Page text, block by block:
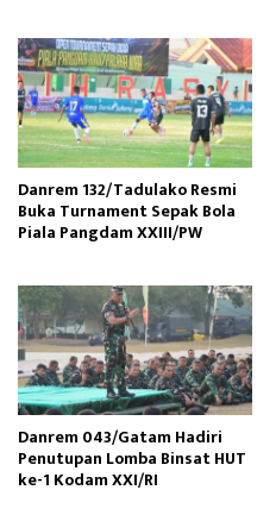
Danrem 132/Tadulako Resmi
Buka Turnament Sepak Bola
Piala Pangdam XXIII/PW
Danrem 043/Gatam Hadiri
Penutupan Lomba Binsat HUT
ke-1 Kodam XXI/RI